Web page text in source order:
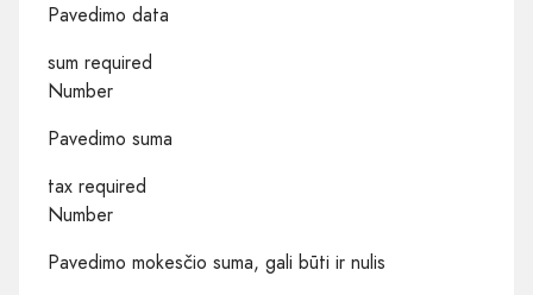
Pavedimo data
sum required
Number
Pavedimo suma
tax required
Number
Pavedimo mokesčio suma, gali būti ir nulis